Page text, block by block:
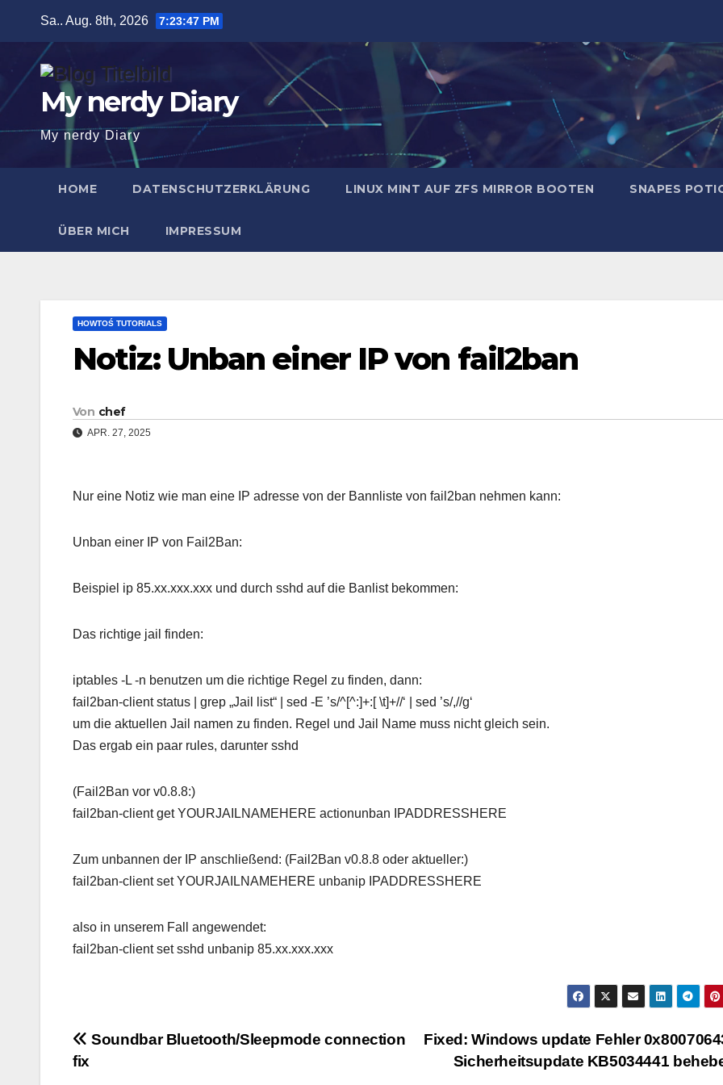
springen
Sa.. Aug. 8th, 2026 7:23:47 PM
My nerdy Diary
My nerdy Diary
HOME DATENSCHUTZERKLÄRUNG LINUX MINT AUF ZFS MIRROR BOOTEN SNAPES
ÜBER MICH IMPRESSUM
HOWTOŚ TUTORIALS
Notiz: Unban einer IP von fail2ban
Von chef
APR. 27, 2025
Nur eine Notiz wie man eine IP adresse von der Bannliste von fail2ban nehmen kann:
Unban einer IP von Fail2Ban:
Beispiel ip 85.xx.xxx.xxx und durch sshd auf die Banlist bekommen:
Das richtige jail finden:
iptables -L -n benutzen um die richtige Regel zu finden, dann:
fail2ban-client status | grep „Jail list“ | sed -E ’s/^[^:]+:[ \t]+//‘ | sed ’s/,//g‘
um die aktuellen Jail namen zu finden. Regel und Jail Name muss nicht gleich sein.
Das ergab ein paar rules, darunter sshd
(Fail2Ban vor v0.8.8:)
fail2ban-client get YOURJAILNAMEHERE actionunban IPADDRESSHERE
Zum unbannen der IP anschließend: (Fail2Ban v0.8.8 oder aktueller:)
fail2ban-client set YOURJAILNAMEHERE unbanip IPADDRESSHERE
also in unserem Fall angewendet:
fail2ban-client set sshd unbanip 85.xx.xxx.xxx
Beitragsnavigation
Fixed: Windows update Fehler
Sicherheitsupdate KB5034441
Soundbar Bluetooth/Sleepmode connection
fix